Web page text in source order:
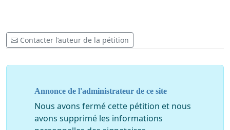
Heureusement, la police fournit la scène pendant que le
protecteur des animaux se dirige vers l'animal, prend
La création d'un PET POLICE rendra cette tâche plus
maltraitance de l'animal et des enfants est le même,
dans les deux cas, ils sont cruels envers une créature
vivante non protégée dont nous ne pouvons plus
Contacter l’auteur de la pétition
Annonce de l'administrateur de ce site
Nous avons fermé cette pétition et nous
avons supprimé les informations